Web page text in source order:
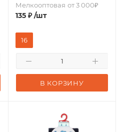
Мелкооптовая от 3 000₽
135₽ /шт
В КОРЗИНУ
16